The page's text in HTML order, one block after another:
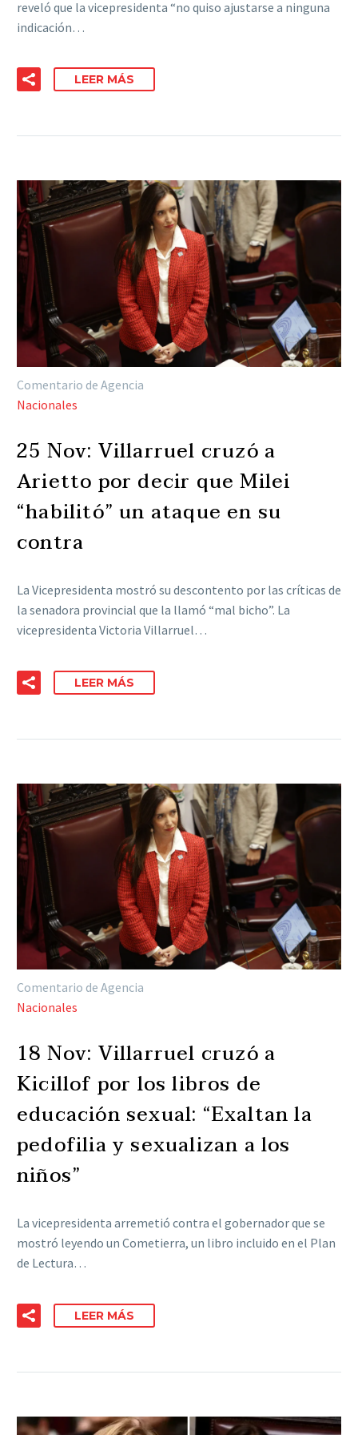
reveló que la vicepresidenta “no quiso ajustarse a ninguna
indicación…
LEER MÁS
Comentario de Agencia
Nacionales
25 Nov: Villarruel cruzó a
Arietto por decir que Milei
“habilitó” un ataque en su
contra
La Vicepresidenta mostró su descontento por las críticas de
la senadora provincial que la llamó “mal bicho”. La
vicepresidenta Victoria Villarruel…
LEER MÁS
Comentario de Agencia
Nacionales
18 Nov: Villarruel cruzó a
Kicillof por los libros de
educación sexual: “Exaltan la
pedofilia y sexualizan a los
niños”
La vicepresidenta arremetió contra el gobernador que se
mostró leyendo un Cometierra, un libro incluido en el Plan
de Lectura…
LEER MÁS